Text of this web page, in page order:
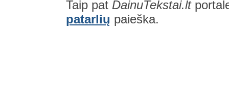
Taip pat DainuTekstai.lt
patarlių paieška.